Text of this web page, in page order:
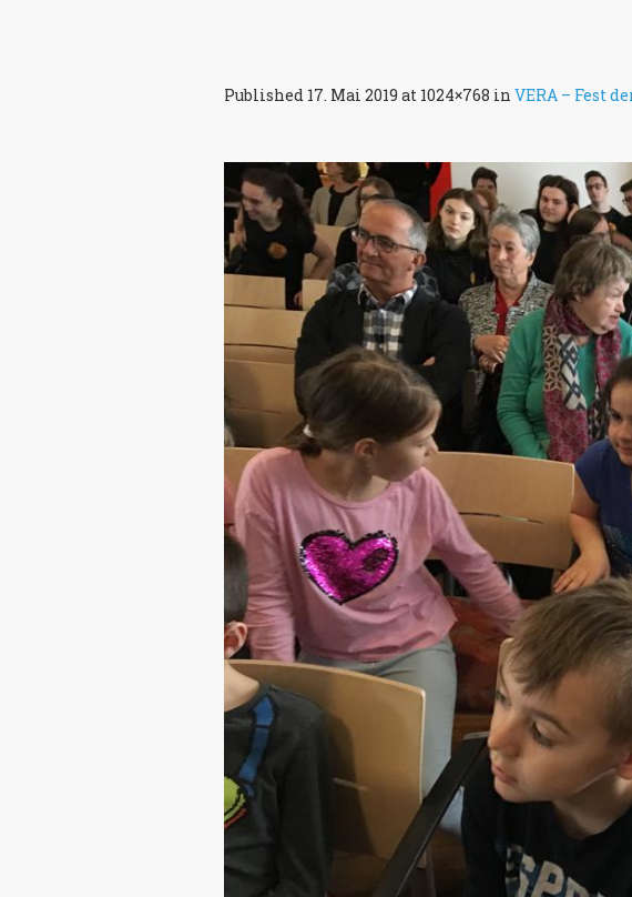
Published 17. Mai 2019 at 1024×768 in VERA – Fest